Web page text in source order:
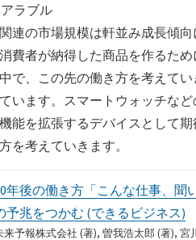
ラブル
連の市場規模は軒並み成長傾
費者が納得した商品を作るた
で、この先の働き方を考えて
います。スマートウォッチな
能を拡張するデバイスとして
を考えていきます。
年後の働き方「こんな仕事、聞
予兆をつかむ (できるビジネス)
来予報株式会社 (著), 曽我浩太郎 (著), 宮